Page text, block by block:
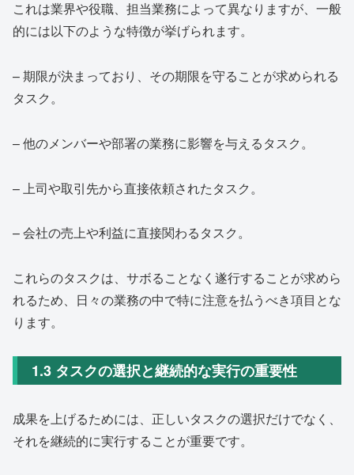
これは業界や役職、担当業務によって異なりますが、一般
的には以下のような特徴が挙げられます。
– 期限が決まっており、その期限を守ることが求められる
タスク。
– 他のメンバーや部署の業務に影響を与えるタスク。
– 上司や取引先から直接依頼されたタスク。
– 会社の売上や利益に直接関わるタスク。
これらのタスクは、サボることなく遂行することが求めら
れるため、日々の業務の中で特に注意を払うべき項目とな
ります。
1.3 タスクの選択と継続的な実行の重要性
成果を上げるためには、正しいタスクの選択だけでなく、
それを継続的に実行することが重要です。